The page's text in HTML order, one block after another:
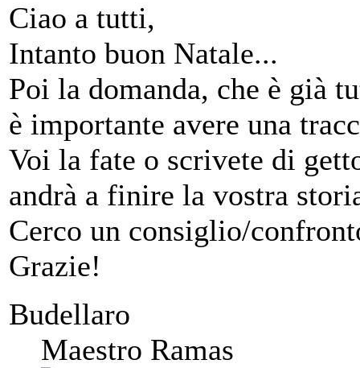
Ciao a tutti,
Intanto buon Natale...
Poi la domanda, che è già
è importante avere una
Voi la fate o scrivete di
andrà a finire la vostra
Cerco un consiglio/
Grazie!
Budellaro
Maestro Ramas